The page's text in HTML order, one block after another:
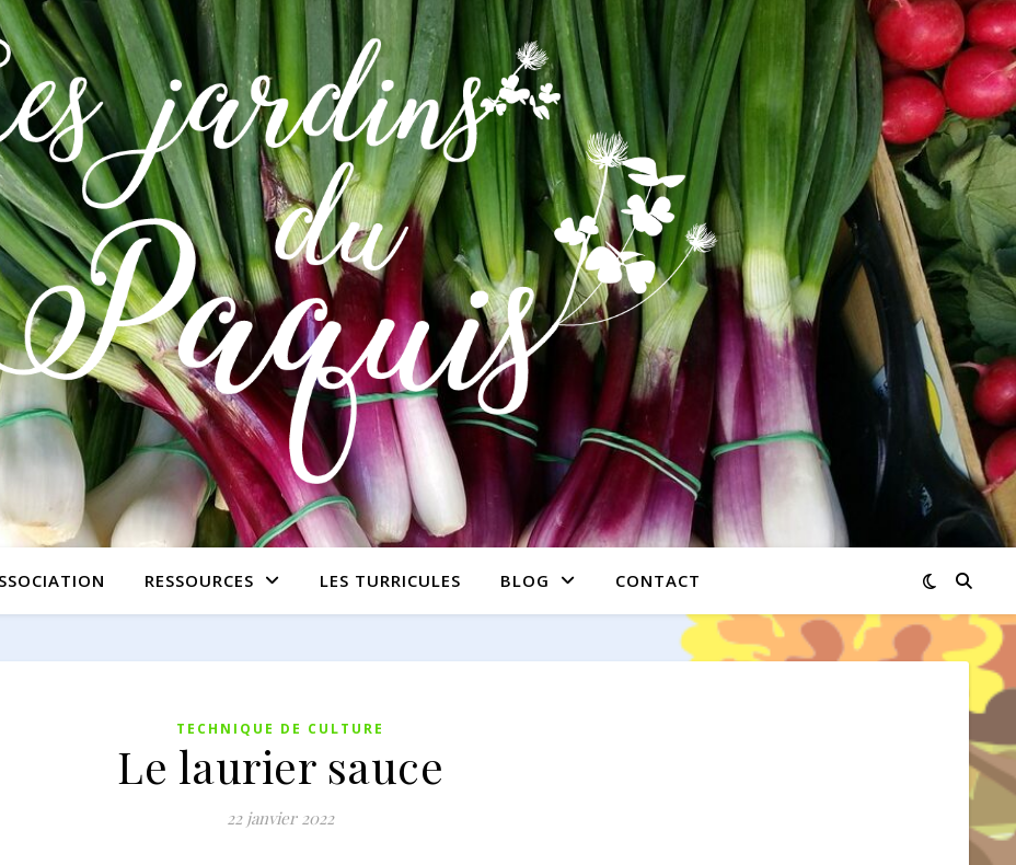
RESSOURCES LES TURRICULES BLOG CONTACT
TECHNIQUE DE CULTURE
Le laurier sauce
22 janvier 2022